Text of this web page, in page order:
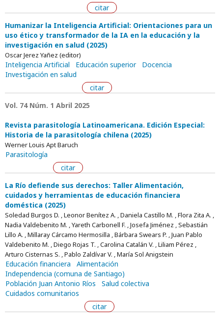
citar
Humanizar la Inteligencia Artificial: Orientaciones para un
uso ético y transformador de la IA en la educación y la
investigación en salud (2025)
Oscar Jerez Yañez (editor)
Inteligencia Artificial Educación superior
Docencia
Investigación en salud
citar
Vol. 74 Núm. 1 Abril 2025
Revista parasitología Latinoamericana. Edición Especial:
Historia de la parasitología chilena (2025)
Werner Louis Apt Baruch
Parasitología
citar
La Río defiende sus derechos: Taller Alimentación,
cuidados y herramientas de educación financiera
doméstica (2025)
Soledad Burgos D. , Leonor Benítez A. , Daniela Castillo M. , Flora Zita A. ,
Nadia Valdebenito M. , Yareth Carbonell F. , Josefa Jiménez , Sebastián
Lillo A. , Millaray Cárcamo Hermosilla , Bárbara Swears P. , Juan Pablo
Valdebenito M. , Diego Rojas T. , Carolina Catalán V. , Liliam Pérez ,
Arturo Cisternas S. , Pablo Zaldívar V. , María Sol Anigstein
Educación financiera
Alimentación
Independencia (comuna de Santiago)
Población Juan Antonio Ríos
Salud colectiva
Cuidados comunitarios
citar